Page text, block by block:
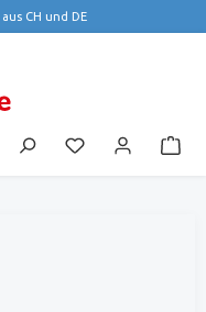
aus CH und DE
Du hast 0